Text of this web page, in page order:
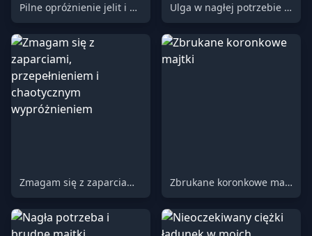
Pilne opróżnienie jelit i pęcherza Ulga w nagłej potrzebie na lotnisku
Zmagam się z zaparciami, przepełnieniem i chaotycznym wypróżnieniem Zbrukane koronkowe majtki